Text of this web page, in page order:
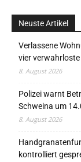
Neuste Artikel
Verlassene
vier
8. August 2026
Polizei warnt
Schweina um
8. August 2026
kontrolliert